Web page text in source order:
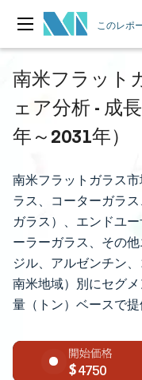
このレポ
南米フラット
ェア分析 - 成
年～2031年）
南米フラットガラス
ラス、コーターガラ
ガラス）、エンドユ
ーラーガラス、その
ジル、アルゼンチン
南米地域）別にセグ
量（トン）ベースで提
4750